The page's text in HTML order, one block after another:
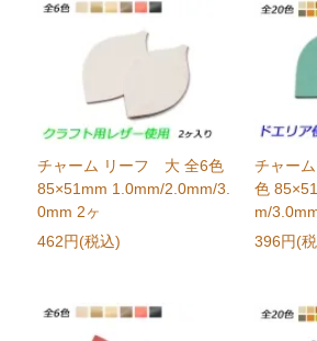
チャーム リーフ 大 全6色
85×51mm 1.0mm/2.0mm/3.
0mm 2ヶ
462円(税込)
チャー
色
m/
396円(